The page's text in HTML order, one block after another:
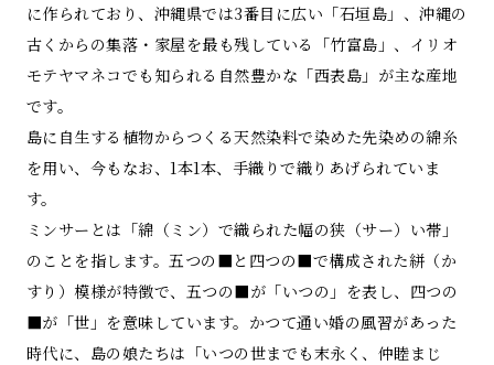
に作られており、沖縄県では3番目に広い「石垣島」、沖縄の
古くからの集落・家屋を最も残している「竹富島」、イリオ
モテヤマネコでも知られる自然豊かな「西表島」が主な産地
です。
島に自生する植物からつくる天然染料で染めた先染めの綿糸
を用い、今もなお、1本1本、手織りで織りあげられていま
す。
ミンサーとは「綿（ミン）で織られた幅の狭（サー）い帯」
のことを指します。五つの■と四つの■で構成された絣（か
すり）模様が特徴で、五つの■が「いつの」を表し、四つの
■が「世」を意味しています。かつて通い婚の風習があった
時代に、島の娘たちは「いつの世までも末永く、仲睦まじ